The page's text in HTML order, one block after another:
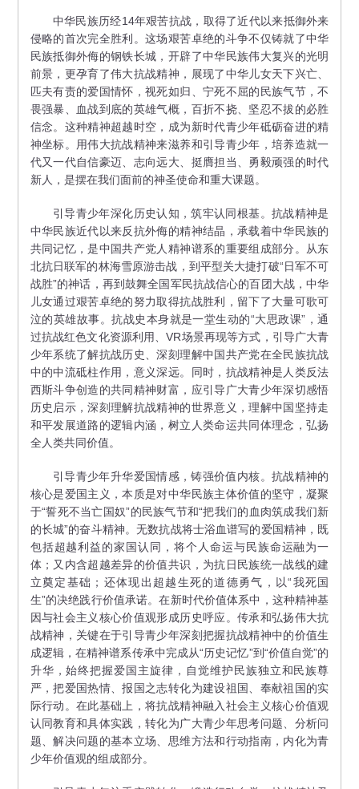
中华民族历经14年艰苦抗战，取得了近代以来抵御外来
侵略的首次完全胜利。这场艰苦卓绝的斗争不仅铸就了中华
民族抵御外侮的钢铁长城，开辟了中华民族伟大复兴的光明
前景，更孕育了伟大抗战精神，展现了中华儿女天下兴亡、
匹夫有责的爱国情怀，视死如归、宁死不屈的民族气节，不
畏强暴、血战到底的英雄气概，百折不挠、坚忍不拔的必胜
信念。这种精神超越时空，成为新时代青少年砥砺奋进的精
神坐标。用伟大抗战精神来滋养和引导青少年，培养造就一
代又一代自信豪迈、志向远大、挺膺担当、勇毅顽强的时代
新人，是摆在我们面前的神圣使命和重大课题。
引导青少年深化历史认知，筑牢认同根基。抗战精神是
中华民族近代以来反抗外侮的精神结晶，承载着中华民族的
共同记忆，是中国共产党人精神谱系的重要组成部分。从东
北抗日联军的林海雪原游击战，到平型关大捷打破“日军不可
战胜”的神话，再到鼓舞全国军民抗战信心的百团大战，中华
儿女通过艰苦卓绝的努力取得抗战胜利，留下了大量可歌可
泣的英雄故事。抗战史本身就是一堂生动的“大思政课”，通
过抗战红色文化资源利用、VR场景再现等方式，引导广大青
少年系统了解抗战历史、深刻理解中国共产党在全民族抗战
中的中流砥柱作用，意义深远。同时，抗战精神是人类反法
西斯斗争创造的共同精神财富，应引导广大青少年深切感悟
历史启示，深刻理解抗战精神的世界意义，理解中国坚持走
和平发展道路的逻辑内涵，树立人类命运共同体理念，弘扬
全人类共同价值。
引导青少年升华爱国情感，铸强价值内核。抗战精神的
核心是爱国主义，本质是对中华民族主体价值的坚守，凝聚
于“誓死不当亡国奴”的民族气节和“把我们的血肉筑成我们新
的长城”的奋斗精神。无数抗战将士浴血谱写的爱国精神，既
包括超越利益的家国认同，将个人命运与民族命运融为一
体；又内含超越差异的价值共识，为抗日民族统一战线的建
立奠定基础；还体现出超越生死的道德勇气，以“我死国
生”的决绝践行价值承诺。在新时代价值体系中，这种精神基
因与社会主义核心价值观形成历史呼应。传承和弘扬伟大抗
战精神，关键在于引导青少年深刻把握抗战精神中的价值生
成逻辑，在精神谱系传承中完成从“历史记忆”到“价值自觉”的
升华，始终把握爱国主旋律，自觉维护民族独立和民族尊
严，把爱国热情、报国之志转化为建设祖国、奉献祖国的实
际行动。在此基础上，将抗战精神融入社会主义核心价值观
认同教育和具体实践，转化为广大青少年思考问题、分析问
题、解决问题的基本立场、思维方法和行动指南，内化为青
少年价值观的组成部分。